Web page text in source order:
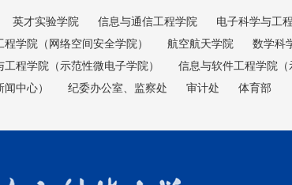
英才实验学院 信息与通信工程学院 电子科学与工
学院（网络空间安全学院）
航空航天学院 数学科
程学院（示范性微电子学院）
信息与软件工程学院（
中心）
纪委办公室、监察处 审计处 体育部